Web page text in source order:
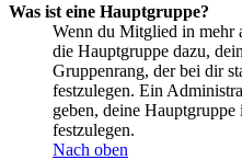
Was ist eine Hauptgruppe?
Wenn du Mitglied in mehr
die Hauptgruppe dazu,
Gruppenrang, der bei dir
festzulegen. Ein
geben, deine
festzulegen.
Nach oben